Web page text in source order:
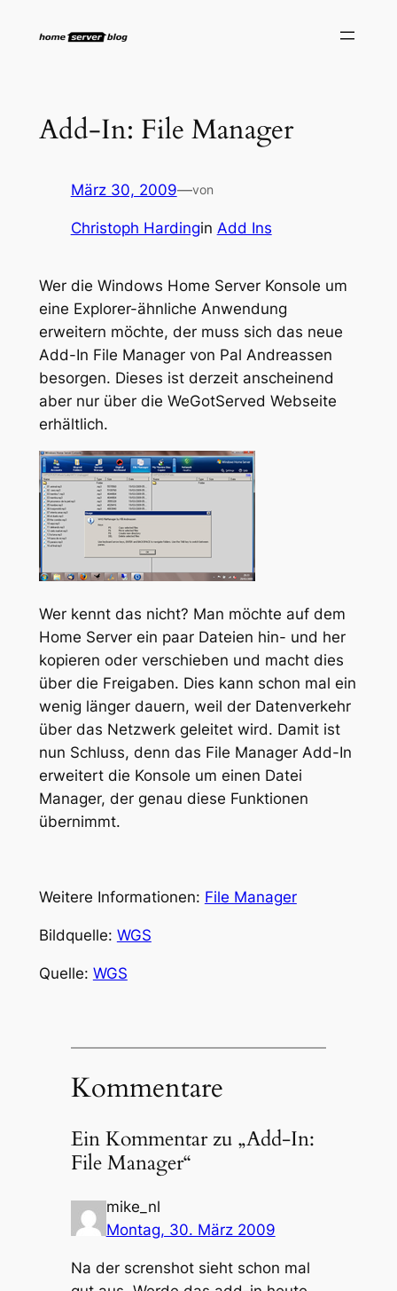
Inhalt
Add-In: File Manager
März 30, 2009—von
Christoph Hardingin Add Ins
Wer die Windows Home Server Konsole um
eine Explorer-ähnliche Anwendung
erweitern möchte, der muss sich das neue
Add-In File Manager von Pal Andreassen
besorgen. Dieses ist derzeit anscheinend
aber nur über die WeGotServed Webseite
erhältlich.
Wer kennt das nicht? Man möchte auf dem
Home Server ein paar Dateien hin- und her
kopieren oder verschieben und macht dies
über die Freigaben. Dies kann schon mal ein
wenig länger dauern, weil der Datenverkehr
über das Netzwerk geleitet wird. Damit ist
nun Schluss, denn das File Manager Add-In
erweitert die Konsole um einen Datei
Manager, der genau diese Funktionen
übernimmt.
Weitere Informationen: File Manager
Bildquelle: WGS
Quelle: WGS
Kommentare
Ein Kommentar zu „Add-In:
File Manager“
mike_nl
Montag, 30. März 2009
Na der screnshot sieht schon mal